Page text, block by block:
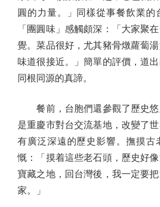
圓的力量。」同樣從事餐飲業的
「團圓味」感觸頗深：「大家聚
覺。菜品很好，尤其豬骨燉蘿蔔
味道很接近。」簡單的評價，道
同根同源的真諦。
餐前，台胞們還參觀了歷史悠
是重慶市對台交流基地，改變了
有廣泛深遠的歷史影響。撫摸古
慨：「摸着這些老石頭，歷史好
寶藏之地，回台灣後，我一定要
家。」